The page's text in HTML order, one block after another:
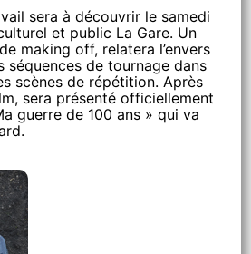
sera à découvrir le samedi
et public La Gare. Un
making off, relatera l’envers
séquences de tournage dans
scènes de répétition. Après
sera présenté officiellement
guerre de 100 ans » qui va